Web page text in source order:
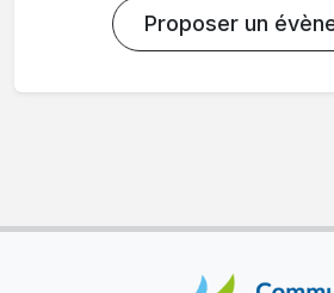
Proposer un